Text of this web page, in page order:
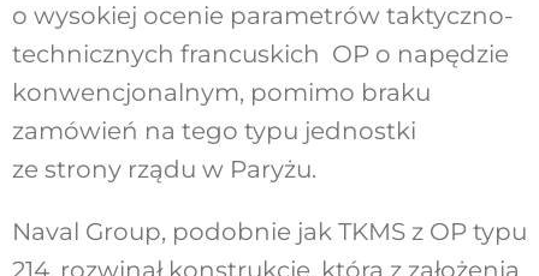
o wysokiej ocenie parametrów taktyczno-
technicznych francuskich OP o napędzie
konwencjonalnym, pomimo braku
zamówień na tego typu jednostki
ze strony rządu w Paryżu.
Naval Group, podobnie jak TKMS z OP typu